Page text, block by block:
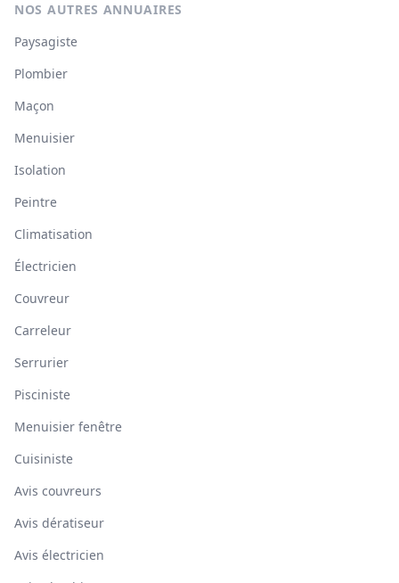
NOS AUTRES ANNUAIRES
Paysagiste
Plombier
Maçon
Menuisier
Isolation
Peintre
Climatisation
Électricien
Couvreur
Carreleur
Serrurier
Pisciniste
Menuisier fenêtre
Cuisiniste
Avis couvreurs
Avis dératiseur
Avis électricien